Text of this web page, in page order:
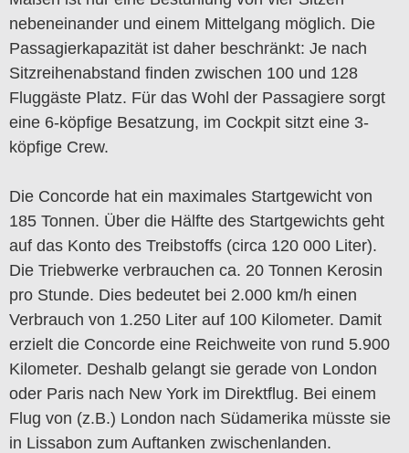
nebeneinander und einem Mittelgang möglich. Die
Passagierkapazität ist daher beschränkt: Je nach
Sitzreihenabstand finden zwischen 100 und 128
Fluggäste Platz. Für das Wohl der Passagiere sorgt
eine 6-köpfige Besatzung, im Cockpit sitzt eine 3-
köpfige Crew.
Die Concorde hat ein maximales Startgewicht von
185 Tonnen. Über die Hälfte des Startgewichts geht
auf das Konto des Treibstoffs (circa 120 000 Liter).
Die Triebwerke verbrauchen ca. 20 Tonnen Kerosin
pro Stunde. Dies bedeutet bei 2.000 km/h einen
Verbrauch von 1.250 Liter auf 100 Kilometer. Damit
erzielt die Concorde eine Reichweite von rund 5.900
Kilometer. Deshalb gelangt sie gerade von London
oder Paris nach New York im Direktflug. Bei einem
Flug von (z.B.) London nach Südamerika müsste sie
in Lissabon zum Auftanken zwischenlanden.